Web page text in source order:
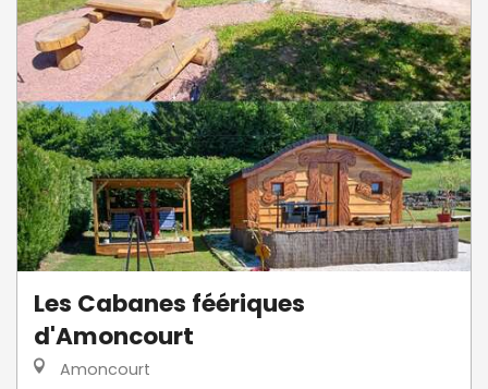
Les Cabanes féériques
d'Amoncourt
Amoncourt